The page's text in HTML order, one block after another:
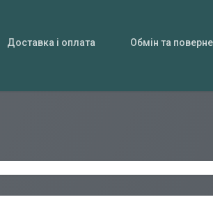
Доставка і оплата Обмін та